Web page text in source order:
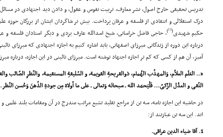
تدریس تحقیقى خارج اصول، نشر معارف، تربیت نفوس و عقول، و دادن دید اجتهادى در
درک استقلالى و انتقادى از فلسفه و عرفان پرداخت. بیش تر شاگردان ایشان از بزرگان حوزه
حکیم شهیدى(
[5]
)، حاجى فاضل خراسانى، شیخ اسدالله عارف یزدى و دیگر استادان فلسفه
درباره این دوره از زندگانى میرزاى اصفهانى، باید اشاره کنیم به اجازه اجتهادى که میرزاى
آمیز، آن هم از کسى که کم تر اجازه اجتهاد نوشته است. میرزاى نائینى در این اجازه، درباره میرزاى اصفهانى که 35
«.. العَلَم العلاّم، وَالمهذّب الهُمام، ذوالقریحةِ القویمة، و السّلیقةِ المستقیمة، والنّظرِ الصّائب
التّقی و العدُل الزّکیّ... فَلْیَحمَد الله ـ سبحانَه وَتعالى ـ على ما أولاة مِن جودةِ الذّهنَ وَحُسن
در حاشیه این اجازه نامه، سه تن از مراجع تقلید تشیع مراتب مندرج در آن ومقامات بلند علمى
اند. این سه تن عبارتند از:
1. آقا ضیاء الدین عراقى.